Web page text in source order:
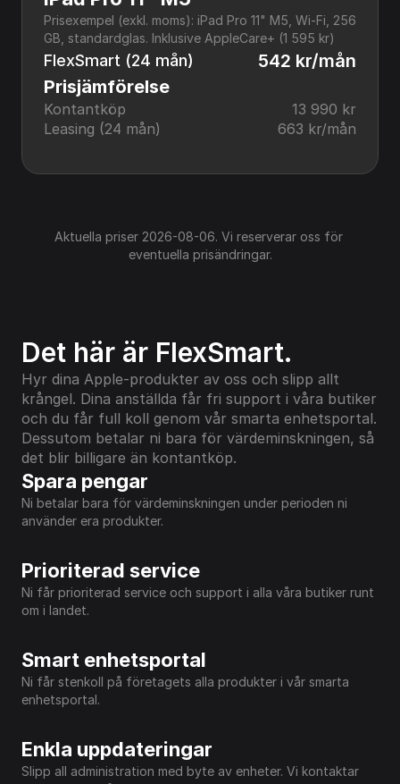
Prisexempel (exkl. moms): iPad Pro 11" M5, Wi-Fi, 256
GB, standardglas. Inklusive AppleCare+ (1 595 kr)
FlexSmart (24 mån)
542 kr/mån
Prisjämförelse
Kontantköp
13 990 kr
Leasing (24 mån)
663 kr/mån
Aktuella priser 2026-08-06. Vi reserverar oss för
eventuella prisändringar.
Det här är FlexSmart.
Hyr dina Apple-produkter av oss och slipp allt
krångel. Dina anställda får fri support i våra butiker
och du får full koll genom vår smarta enhetsportal.
Dessutom betalar ni bara för värdeminskningen, så
det blir billigare än kontantköp.
Spara pengar
Ni betalar bara för värdeminskningen under perioden ni
använder era produkter.
Prioriterad service
Ni får prioriterad service och support i alla våra butiker runt
om i landet.
Smart enhetsportal
Ni får stenkoll på företagets alla produkter i vår smarta
enhetsportal.
Enkla uppdateringar
Slipp all administration med byte av enheter. Vi kontaktar